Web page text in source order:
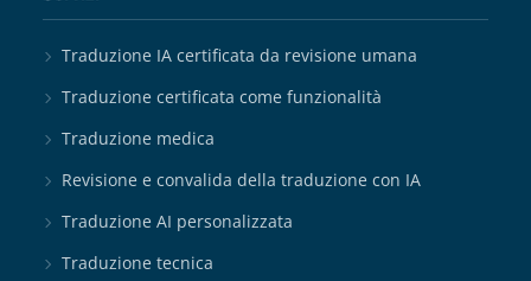
Traduzione IA certificata da revisione umana
Traduzione certificata come funzionalità
Traduzione medica
Revisione e convalida della traduzione con IA
Traduzione AI personalizzata
Traduzione tecnica